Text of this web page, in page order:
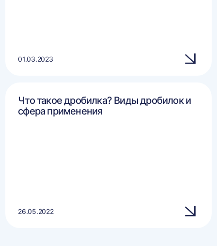
01.03.2023
Что такое дробилка? Виды дробилок и
сфера применения
26.05.2022